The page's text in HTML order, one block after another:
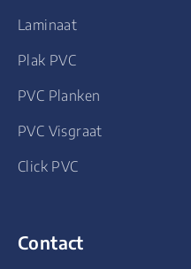
Laminaat
Plak PVC
PVC Planken
PVC Visgraat
Click PVC
Contact